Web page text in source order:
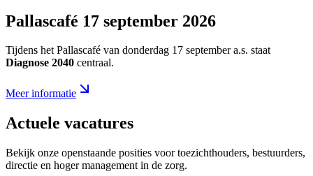
Pallascafé 17 september 2026
Tijdens het Pallascafé van donderdag 17 september a.s. staat
Diagnose 2040 centraal.
Meer informatie
Actuele vacatures
Bekijk onze openstaande posities voor toezichthouders, bestuurders,
directie en hoger management in de zorg.